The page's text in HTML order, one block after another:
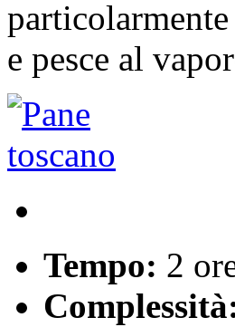
e pesce al
Tempo: 2